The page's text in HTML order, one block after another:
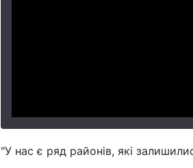
"У нас є ряд районів, які